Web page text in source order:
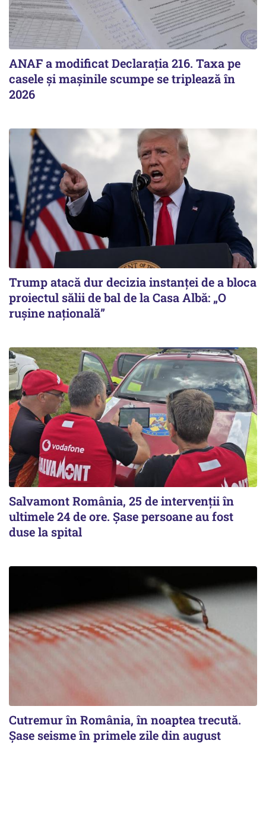
ANAF a modificat Declarația 216. Taxa pe
casele și mașinile scumpe se triplează în
2026
Trump atacă dur decizia instanţei de a bloca
proiectul sălii de bal de la Casa Albă: „O
ruşine naţională”
Salvamont România, 25 de intervenții în
ultimele 24 de ore. Șase persoane au fost
duse la spital
Cutremur în România, în noaptea trecută.
Șase seisme în primele zile din august